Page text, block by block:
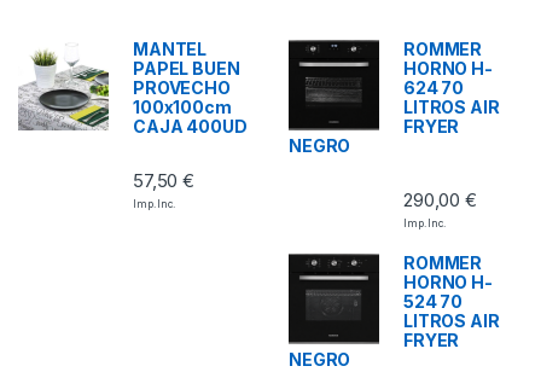
MANTEL
PAPEL BUEN
PROVECHO
100x100cm
CAJA 400UD
57,50€
Imp. Inc.
ROMMER
HORNO H-
624 70
LITROS AIR
FRYER
NEGRO
290,00€
Imp. Inc.
ROMMER
HORNO H-
524 70
LITROS AIR
FRYER
NEGRO